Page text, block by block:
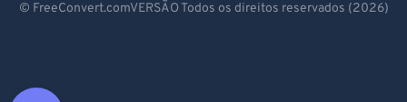
© FreeConvert.comVERSÃO Todos os direitos reservados (2026)